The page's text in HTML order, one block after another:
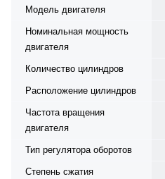
Модель двигателя
Номинальная мощность
двигателя
Количество цилиндров
Расположение цилиндров
Частота вращения
двигателя
Тип регулятора оборотов
Степень сжатия